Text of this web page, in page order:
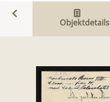
Objektdetails